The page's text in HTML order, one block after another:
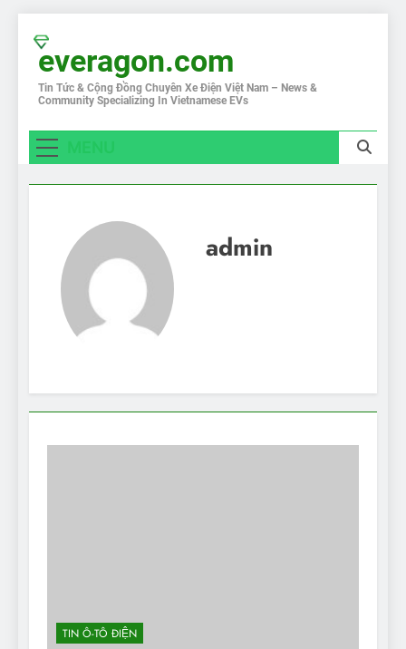
content
everagon.com
Tin Tức & Cộng Đồng Chuyên Xe Điện Việt Nam – News &
Community Specializing In Vietnamese EVs
admin
TIN Ô-TÔ ĐIỆN